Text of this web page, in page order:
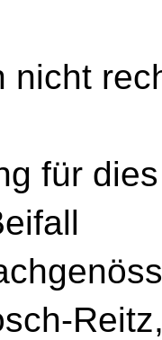
nicht
für